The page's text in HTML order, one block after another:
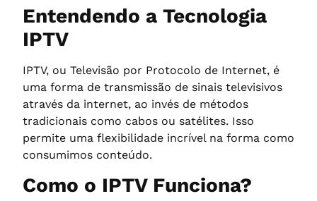
Entendendo a Tecnologia
IPTV
IPTV, ou Televisão por Protocolo de Internet, é
uma forma de transmissão de sinais televisivos
através da internet, ao invés de métodos
tradicionais como cabos ou satélites. Isso
permite uma flexibilidade incrível na forma como
consumimos conteúdo.
Como o IPTV Funciona?